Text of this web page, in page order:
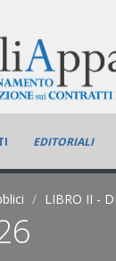
EDITORIALI
LIBRO II -